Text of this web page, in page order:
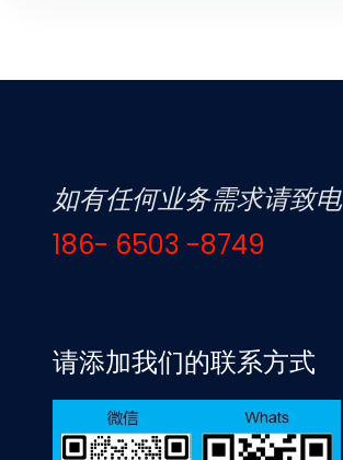
如有任何业务需求请致电
186- 6503 -8749
请添加我们的联系方式